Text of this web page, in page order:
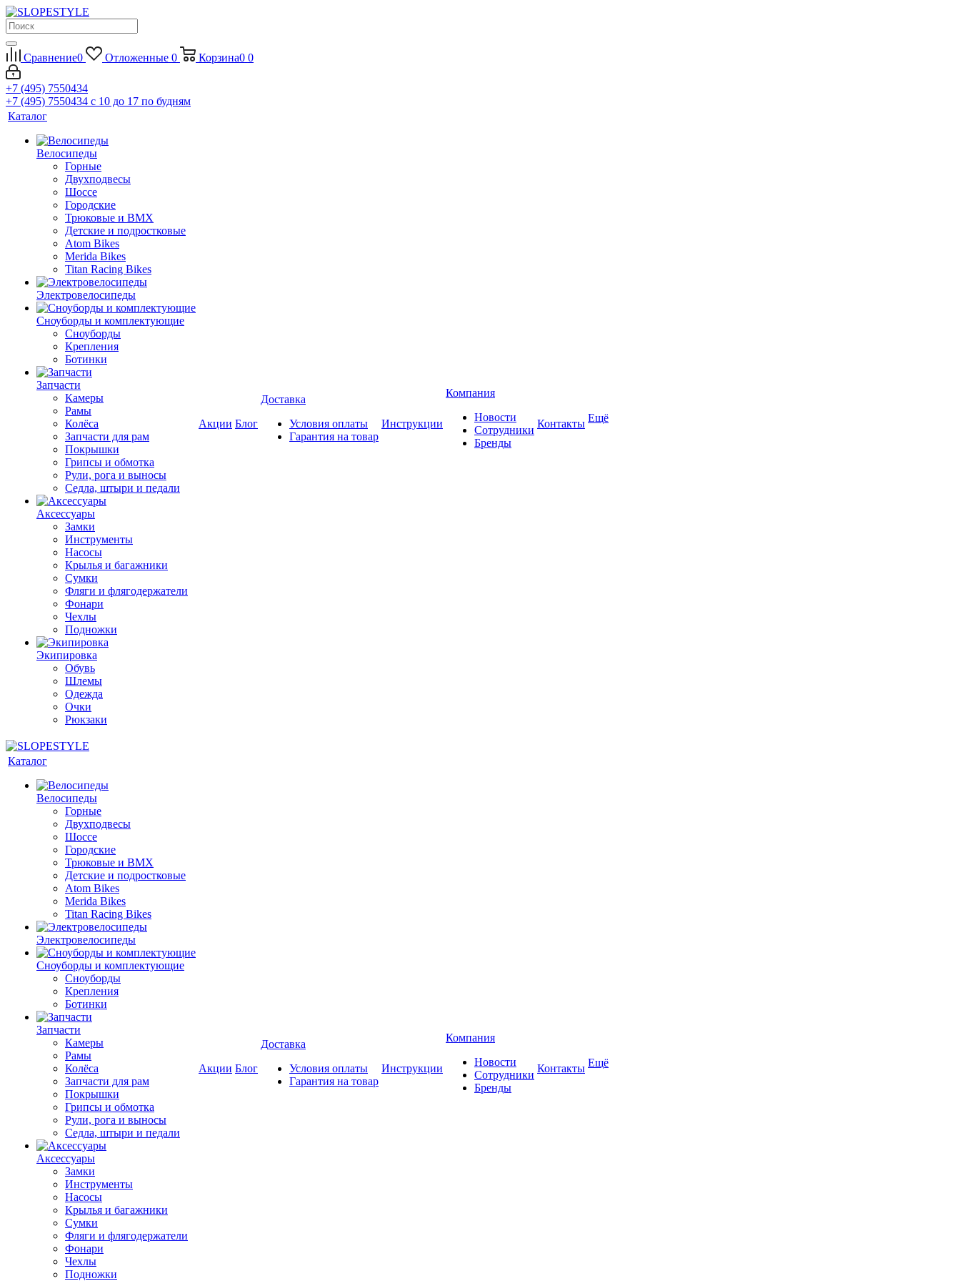
Сравнение0 Отложенные 0 Корзина0 0
+7 (495) 7550434
+7 (495) 7550434 с 10 до 17 по будням
Каталог
Велосипеды
Горные
Двухподвесы
Шоссе
Городские
Трюковые и BMX
Детские и подростковые
Atom Bikes
Merida Bikes
Titan Racing Bikes
Электровелосипеды
Cноуборды и комплектующие
Сноуборды
Крепления
Ботинки
Запчасти
Камеры
Рамы
Колёса
Запчасти для рам
Покрышки
Грипсы и обмотка
Рули, рога и выносы
Седла, штыри и педали
Аксессуары
Замки
Инструменты
Насосы
Крылья и багажники
Сумки
Фляги и флягодержатели
Фонари
Чехлы
Подножки
Экипировка
Обувь
Шлемы
Одежда
Очки
Рюкзаки
Акции Блог
Доставка
Условия оплаты
Гарантия на товар
Инструкции
Компания
Новости
Сотрудники
Бренды
Контакты Ещё
Каталог
Велосипеды
Горные
Двухподвесы
Шоссе
Городские
Трюковые и BMX
Детские и подростковые
Atom Bikes
Merida Bikes
Titan Racing Bikes
Электровелосипеды
Cноуборды и комплектующие
Сноуборды
Крепления
Ботинки
Запчасти
Камеры
Рамы
Колёса
Запчасти для рам
Покрышки
Грипсы и обмотка
Рули, рога и выносы
Седла, штыри и педали
Аксессуары
Замки
Инструменты
Насосы
Крылья и багажники
Сумки
Фляги и флягодержатели
Фонари
Чехлы
Подножки
Акции Блог
Доставка
Условия оплаты
Гарантия на товар
Инструкции
Компания
Новости
Сотрудники
Бренды
Контакты Ещё